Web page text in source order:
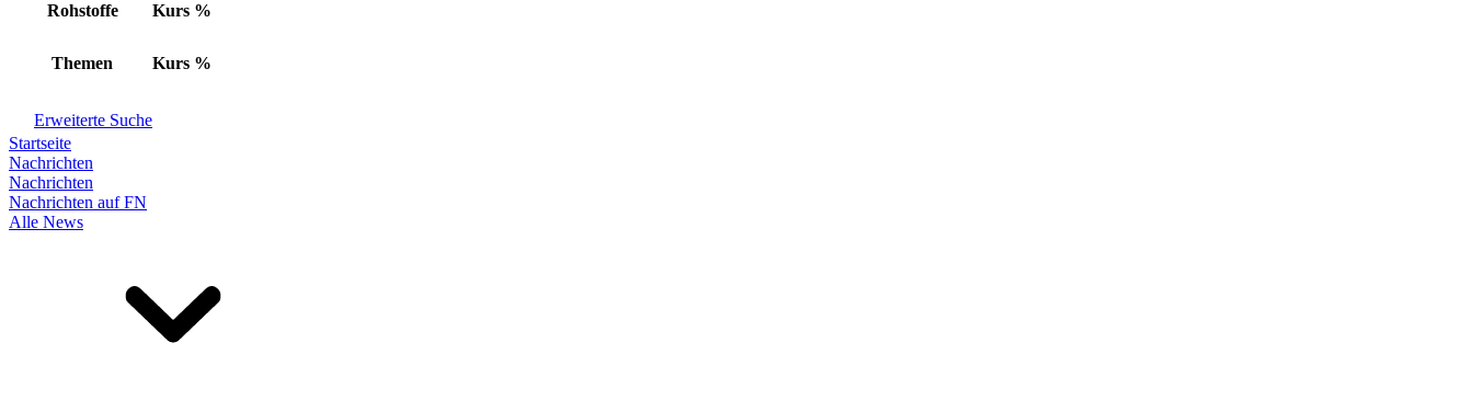
Rohstoffe Kurs %
Themen Kurs %
Erweiterte Suche
Startseite
Nachrichten
Nachrichten
Nachrichten auf FN
Alle News